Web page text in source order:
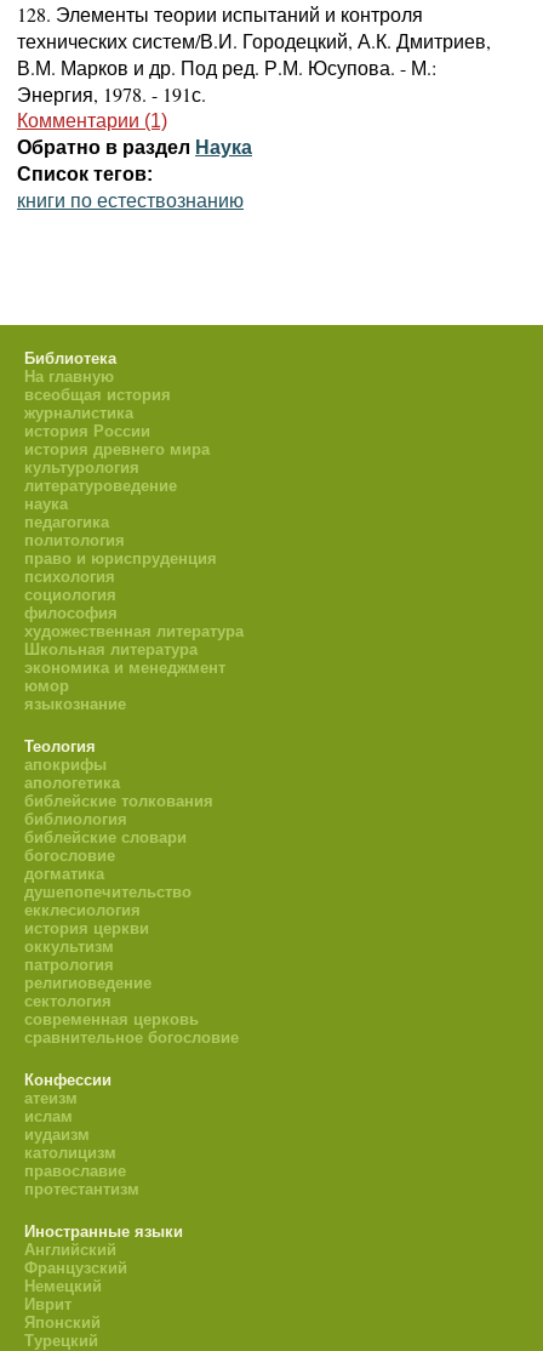
128. Элементы теории испытаний и контроля
технических систем/В.И. Городецкий, А.К. Дмитриев,
В.М. Марков и др. Под ред. Р.М. Юсупова. - М.:
Энергия, 1978. - 191с.
Комментарии (1)
Обратно в раздел Наука
Список тегов:
книги по естествознанию
Библиотека
На главную
всеобщая история
журналистика
история России
история древнего мира
культурология
литературоведение
наука
педагогика
политология
право и юриспруденция
психология
социология
философия
художественная литература
Школьная литература
экономика и менеджмент
юмор
языкознание
Теология
апокрифы
апологетика
библейские толкования
библиология
библейские словари
богословие
догматика
душепопечительство
екклесиология
история церкви
оккультизм
патрология
религиоведение
сектология
современная церковь
сравнительное богословие
Конфессии
атеизм
ислам
иудаизм
католицизм
православие
протестантизм
Иностранные языки
Английский
Французский
Немецкий
Иврит
Японский
Турецкий